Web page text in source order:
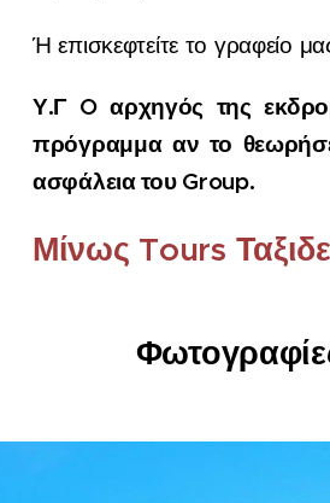
Ή επισκεφτείτε το γραφείο
Υ.Γ O αρχηγός της
πρόγραμμα αν το
ασφάλεια του Group.
Μίνως Tours